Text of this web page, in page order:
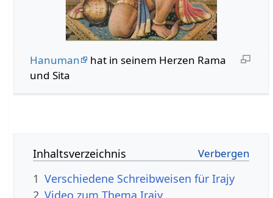
Hanuman
hat in seinem Herzen Rama
und Sita
Inhaltsverzeichnis
1 Verschiedene Schreibweisen für Irajy
2 Video zum Thema Irajy